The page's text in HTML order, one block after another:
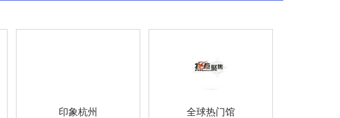
印象杭州
全球热门馆